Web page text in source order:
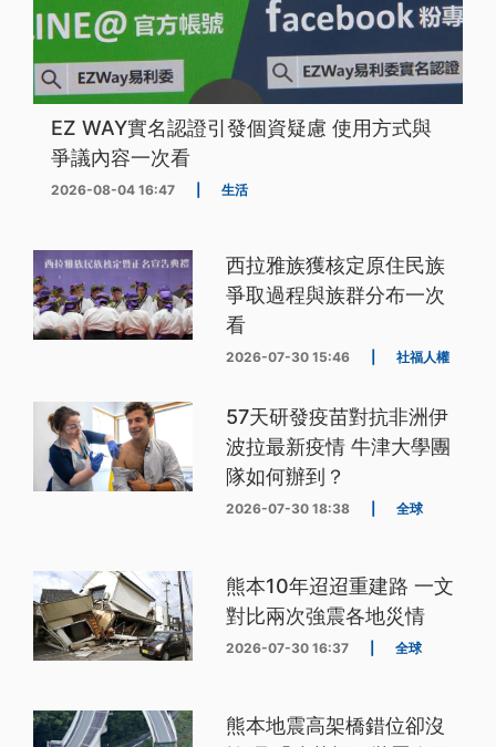
EZ WAY實名認證引發個資疑慮 使用方式與
爭議內容一次看
2026-08-04 16:47 生活
西拉雅族獲核定原住民族
爭取過程與族群分布一次
看
2026-07-30 15:46 社福人權
57天研發疫苗對抗非洲伊
波拉最新疫情 牛津大學團
隊如何辦到？
2026-07-30 18:38 全球
熊本10年迢迢重建路 一文
對比兩次強震各地災情
2026-07-30 16:37 全球
熊本地震高架橋錯位卻沒